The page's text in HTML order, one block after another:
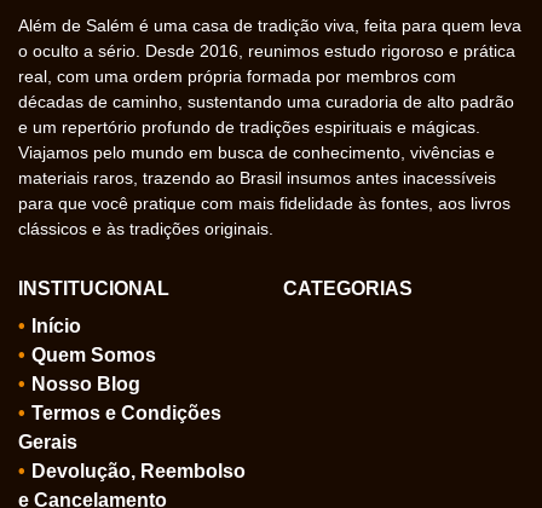
Além de Salém é uma casa de tradição viva, feita para quem leva
o oculto a sério. Desde 2016, reunimos estudo rigoroso e prática
real, com uma ordem própria formada por membros com
décadas de caminho, sustentando uma curadoria de alto padrão
e um repertório profundo de tradições espirituais e mágicas.
Viajamos pelo mundo em busca de conhecimento, vivências e
materiais raros, trazendo ao Brasil insumos antes inacessíveis
para que você pratique com mais fidelidade às fontes, aos livros
clássicos e às tradições originais.
INSTITUCIONAL
Início
Quem Somos
Nosso Blog
Termos e Condições
Gerais
Devolução, Reembolso
e Cancelamento
CATEGORIAS